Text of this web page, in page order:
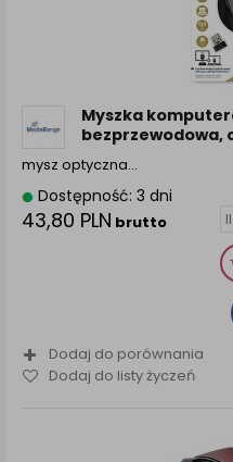
Myszka
bezprzewodowa,
mysz optyczna…
Dostępność: 3 dni
43,80 PLN brutto
Dodaj do porównania
Dodaj do listy życzeń